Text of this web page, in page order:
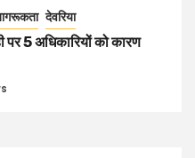
देवरिया
5 अधिकारियों को कारण